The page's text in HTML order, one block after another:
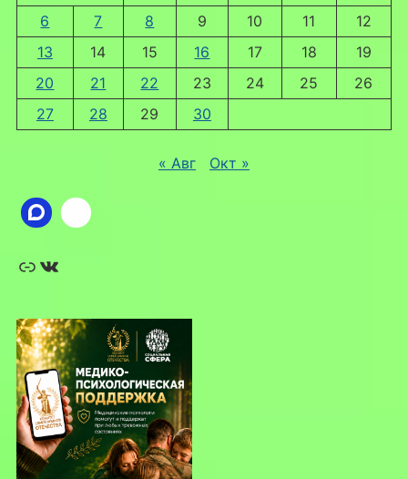
6
7 8 9 10 11
12
13
14 15 16 17 18
19
20
21 22 23 24 25
26
27
28 29 30
« Авг Окт »
Ссылка